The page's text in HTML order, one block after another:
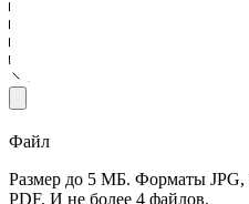
Файл
Размер до 5 МБ. Форматы
PDF. И не более 4 файлов.